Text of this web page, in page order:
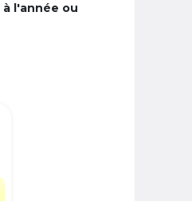
à l'année ou